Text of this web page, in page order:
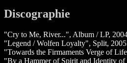
Discographie
"Cry to Me, River...", Album / LP,
"Legend / Wolfen Loyalty", Split,
"Towards the Firmaments Verge of
"By a Hammer of Spirit and Identity